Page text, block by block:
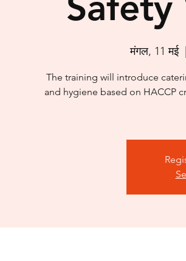
मंगल, 11 मई
The training will introduce
and hygiene based on HACCP